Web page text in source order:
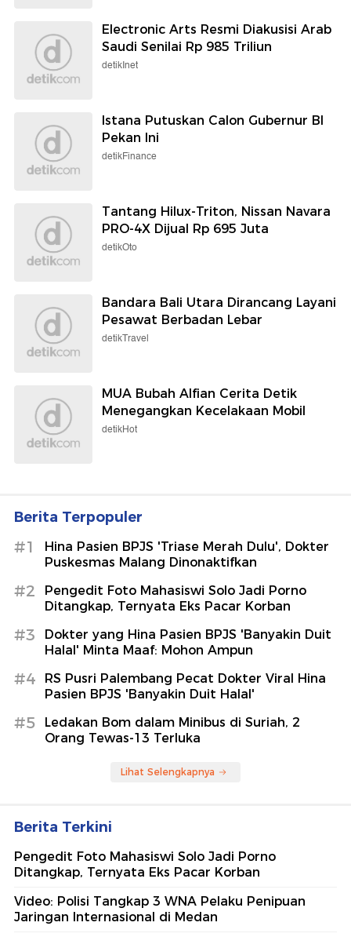
Electronic Arts Resmi Diakusisi Arab
Saudi Senilai Rp 985 Triliun
detikInet
Istana Putuskan Calon Gubernur BI
Pekan Ini
detikFinance
Tantang Hilux-Triton, Nissan Navara
PRO-4X Dijual Rp 695 Juta
detikOto
Bandara Bali Utara Dirancang Layani
Pesawat Berbadan Lebar
detikTravel
MUA Bubah Alfian Cerita Detik
Menegangkan Kecelakaan Mobil
detikHot
Berita Terpopuler
#1
Hina Pasien BPJS 'Triase Merah Dulu', Dokter
Puskesmas Malang Dinonaktifkan
#2
Pengedit Foto Mahasiswi Solo Jadi Porno
Ditangkap, Ternyata Eks Pacar Korban
#3
Dokter yang Hina Pasien BPJS 'Banyakin Duit
Halal' Minta Maaf: Mohon Ampun
#4
RS Pusri Palembang Pecat Dokter Viral Hina
Pasien BPJS 'Banyakin Duit Halal'
#5
Ledakan Bom dalam Minibus di Suriah, 2
Orang Tewas-13 Terluka
Lihat Selengkapnya
Berita Terkini
Pengedit Foto Mahasiswi Solo Jadi Porno
Ditangkap, Ternyata Eks Pacar Korban
Video: Polisi Tangkap 3 WNA Pelaku Penipuan
Jaringan Internasional di Medan